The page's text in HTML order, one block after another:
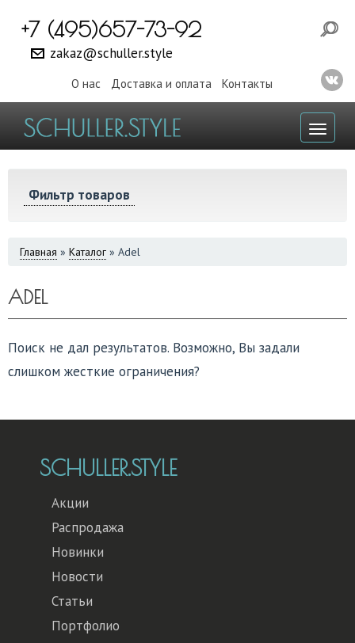
+7 (495)657-73-92
zakaz@schuller.style
О нас Доставка и оплата Контакты
Фильтр товаров
ВЫ
Главная » Каталог » Adеl
ADЕL
Поиск не дал результатов. Возможно, Вы задали
слишком жесткие ограничения?
SCHULLER.STYLE
Акции
Распродажа
Новинки
Новости
Статьи
Портфолио